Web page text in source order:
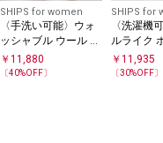
SHIPS for women
〈手洗い可能〉ウォ
ッシャブル ウール タ
ック パンツ
￥ 11,880
〔40%OFF〕
SHIPS for
〈洗濯機
ルライク
ザイン ワ
￥11,935
〔30%OFF〕